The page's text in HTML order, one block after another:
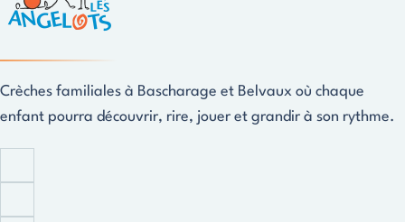
Crèches familiales à Bascharage et Belvaux où chaque
enfant pourra découvrir, rire, jouer et grandir à son rythme.